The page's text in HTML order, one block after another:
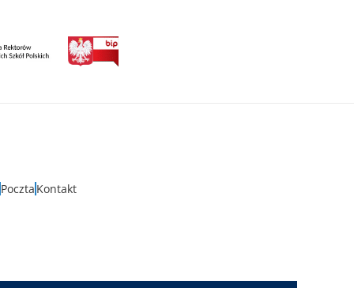
Poczta Kontakt